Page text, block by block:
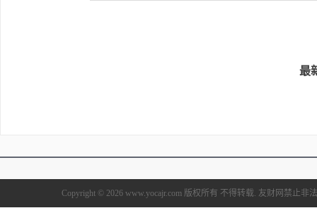
最
Copyright © 2026 www.yocajr.com 版权所有 不得转载. 友财网禁止非